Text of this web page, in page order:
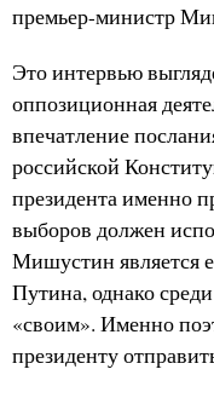
премьер-министр
Это интервью
оппозиционная
впечатление
российской
президента именно
выборов должен
Мишустин является
Путина, однако
«своим». Именно
президенту